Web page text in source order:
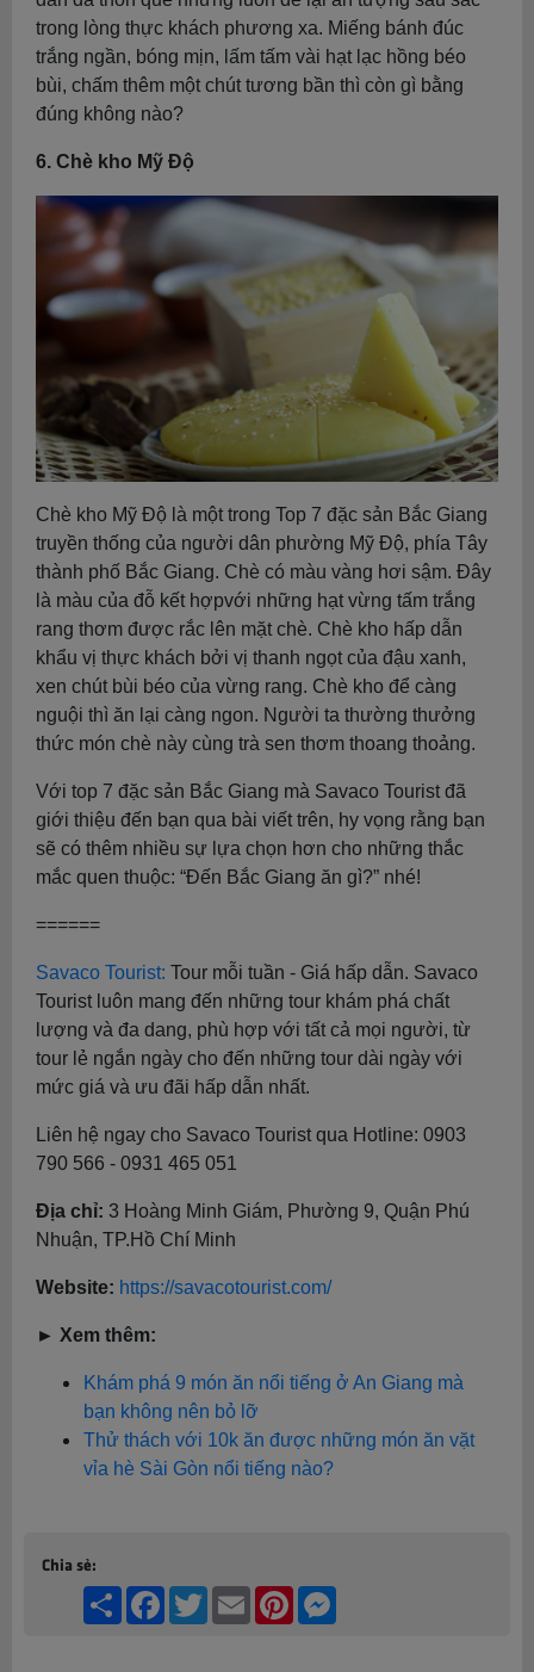
trong lòng thực khách phương xa. Miếng bánh đúc
trắng ngần, bóng mịn, lấm tấm vài hạt lạc hồng béo
bùi, chấm thêm một chút tương bần thì còn gì bằng
đúng không nào?
6. Chè kho Mỹ Độ
Chè kho Mỹ Độ là một trong Top 7 đặc sản Bắc Giang
truyền thống của người dân phường Mỹ Độ, phía Tây
thành phố Bắc Giang. Chè có màu vàng hơi sậm. Đây
là màu của đỗ kết hợpvới những hạt vừng tấm trắng
rang thơm được rắc lên mặt chè. Chè kho hấp dẫn
khẩu vị thực khách bởi vị thanh ngọt của đậu xanh,
xen chút bùi béo của vừng rang. Chè kho để càng
nguội thì ăn lại càng ngon. Người ta thường thưởng
thức món chè này cùng trà sen thơm thoang thoảng.
Với top 7 đặc sản Bắc Giang mà Savaco Tourist đã
giới thiệu đến bạn qua bài viết trên, hy vọng rằng bạn
sẽ có thêm nhiều sự lựa chọn hơn cho những thắc
mắc quen thuộc: “Đến Bắc Giang ăn gì?” nhé!
======
Savaco Tourist: Tour mỗi tuần - Giá hấp dẫn. Savaco
Tourist luôn mang đến những tour khám phá chất
lượng và đa dang, phù hợp với tất cả mọi người, từ
tour lẻ ngắn ngày cho đến những tour dài ngày với
mức giá và ưu đãi hấp dẫn nhất.
Liên hệ ngay cho Savaco Tourist qua Hotline: 0903
790 566 - 0931 465 051
Địa chỉ: 3 Hoàng Minh Giám, Phường 9, Quận Phú
Nhuận, TP.Hồ Chí Minh
Website: https://savacotourist.com/
► Xem thêm:
Khám phá 9 món ăn nổi tiếng ở An Giang mà
bạn không nên bỏ lỡ
Thử thách với 10k ăn được những món ăn vặt
vỉa hè Sài Gòn nổi tiếng nào?
Chia sẻ:
Share Facebook
TwitterEmail Pinterest